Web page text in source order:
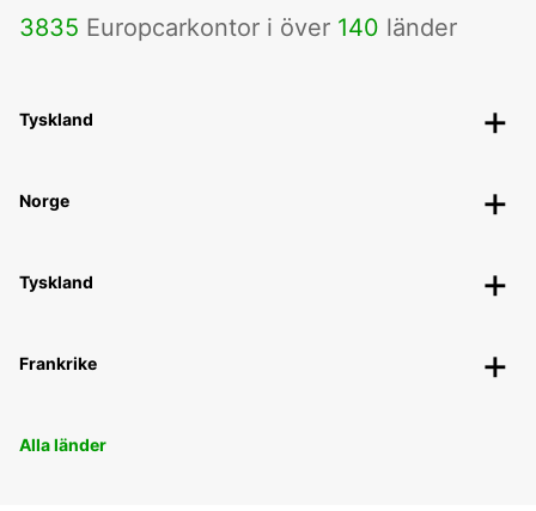
3835 Europcarkontor i över 140 länder
Tyskland
Norge
Tyskland
Frankrike
Alla länder